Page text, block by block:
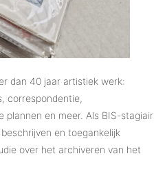
dan 40 jaar artistiek werk:
correspondentie,
plannen en meer. Als BIS-stagiair
en toegankelijk
over het archiveren van het